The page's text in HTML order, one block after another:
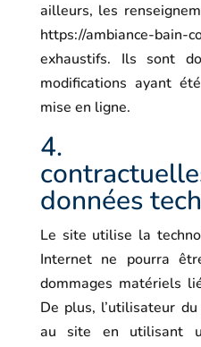
ailleurs, les
https://ambiance-bain-
exhaustifs. Ils sont
modifications ayant
mise en ligne.
4.
données
Le site utilise la
Internet ne pourra
dommages matériels
De plus, l’utilisateur
au site en utilisant